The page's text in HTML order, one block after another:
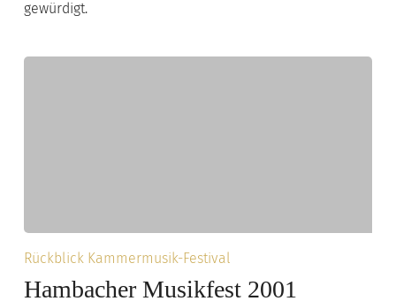
gewürdigt.
Hambacher
Musikfest
Rückblick Kammermusik-Festival
Hambacher Musikfest 2001